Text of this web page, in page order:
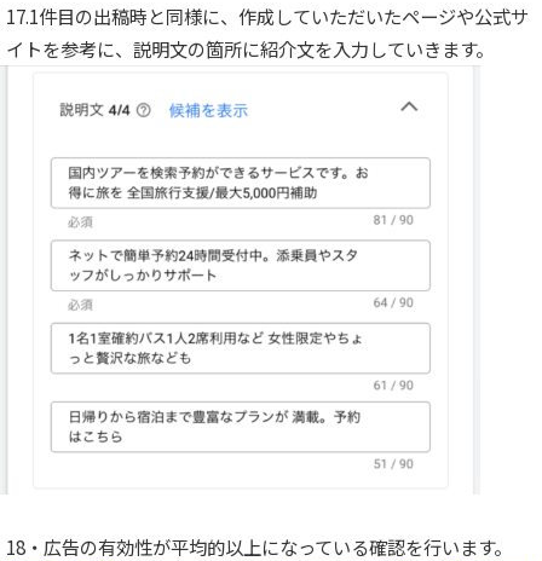
17.1件目の出稿時と同様に、作成していただいたページや公式サ
イトを参考に、説明文の箇所に紹介文を入力していきます。
18・広告の有効性が平均的以上になっている確認を行います。